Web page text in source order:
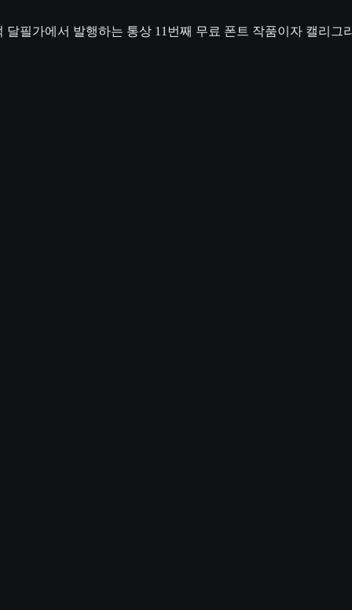
필가에서 발행하는 통상 11번째 무료 폰트 작품이자 캘리